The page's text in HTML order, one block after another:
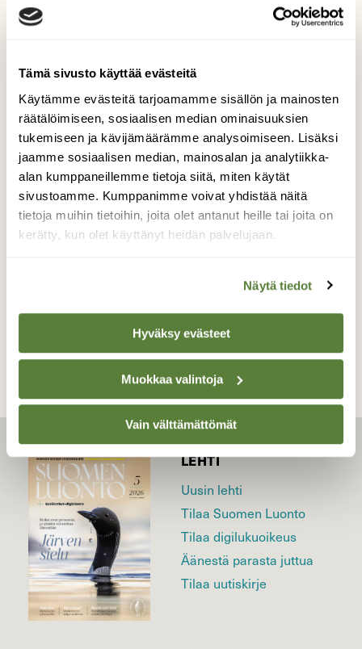
Tämä sivusto käyttää evästeitä
Käytämme evästeitä tarjoamamme sisällön ja mainosten
räätälöimiseen, sosiaalisen median ominaisuuksien
tukemiseen ja kävijämäärämme analysoimiseen. Lisäksi
jaamme sosiaalisen median, mainosalan ja analytiikka-
alan kumppaneillemme tietoja siitä, miten käytät
sivustoamme. Kumppanimme voivat yhdistää näitä
tietoja muihin tietoihin, joita olet antanut heille tai joita on
kerätty, kun olet käyttänyt heidän palvelujaan.
Näytä tiedot
Hyväksy evästeet
Muokkaa valintoja
Vain välttämättömät
Kultakuoriainen laskeutuu.
Kultakuoriainen siivet levällään.
Valokuvaaja: Paavo Siukonen, Salo 22.6.2020
TAKAISIN LISTAAN
LEHTI
Uusin lehti
Tilaa Suomen Luonto
Tilaa digilukuoikeus
Äänestä parasta juttua
Tilaa uutiskirje